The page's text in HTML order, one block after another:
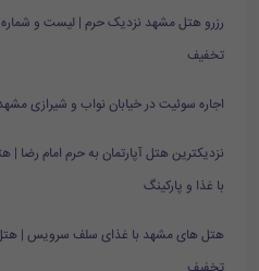
تخفیف
اجاره سوئیت در خیابان نواب و شیرازی مشهد نزدیک
نزدیکترین هتل آپارتمان به حرم امام
با غذا و پارکینگ